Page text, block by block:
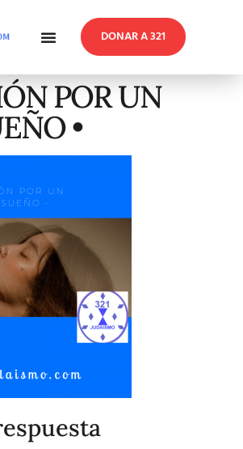
DONAR A 321
POR UN
•